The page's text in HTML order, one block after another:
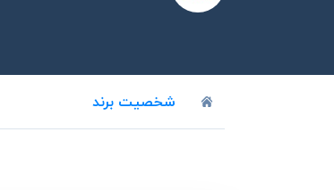
شخصیت برند